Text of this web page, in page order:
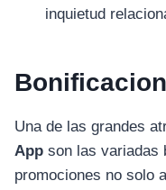
inquietud
Una de las grandes
App son las variadas
promociones no solo